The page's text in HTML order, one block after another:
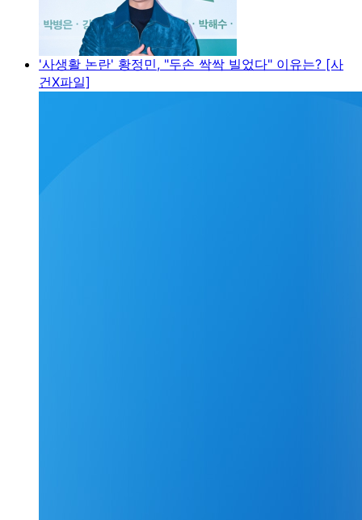
'사생활 논란' 황정민, "두손 싹싹 빌었다" 이유는? [사
건X파일]